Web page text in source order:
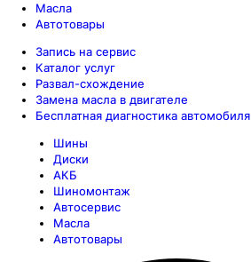
Масла
Автотовары
Запись на сервис
Каталог услуг
Развал-схождение
Замена масла в двигателе
Бесплатная диагностика автомобиля
Шины
Диски
АКБ
Шиномонтаж
Автосервис
Масла
Автотовары